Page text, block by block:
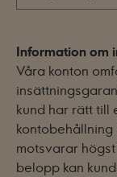
Information om
Våra konton
kund har rätt till
kontobehållning
motsvarar
belopp kan